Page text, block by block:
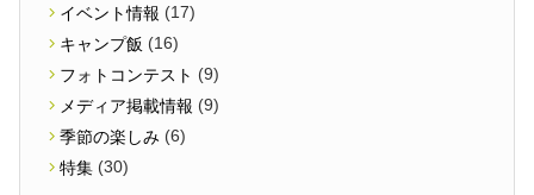
イベント情報 (17)
キャンプ飯 (16)
フォトコンテスト (9)
メディア掲載情報 (9)
季節の楽しみ (6)
特集 (30)